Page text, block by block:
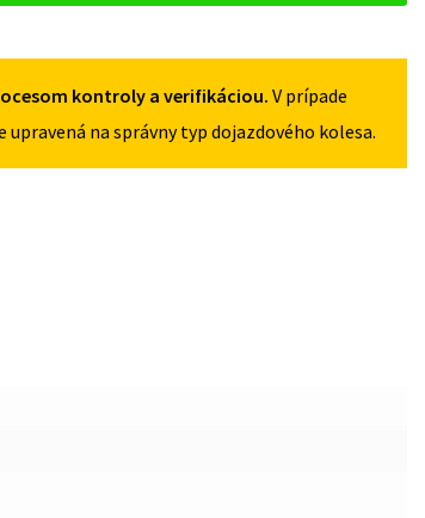
kontroly a verifikáciou. V prípade
na správny typ dojazdového kolesa.